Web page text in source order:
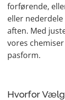
forførende,
eller
aften. Med
vores
pasform.
Hvorfor